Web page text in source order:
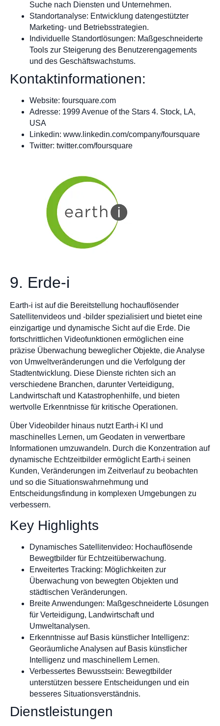
Suche nach Diensten und Unternehmen.
Standortanalyse: Entwicklung datengestützter
Marketing- und Betriebsstrategien.
Individuelle Standortlösungen: Maßgeschneiderte
Tools zur Steigerung des Benutzerengagements
und des Geschäftswachstums.
Kontaktinformationen:
Website: foursquare.com
Adresse: 1999 Avenue of the Stars 4. Stock, LA,
USA
Linkedin: www.linkedin.com/company/foursquare
Twitter: twitter.com/foursquare
9. Erde-i
Earth-i ist auf die Bereitstellung hochauflösender
Satellitenvideos und -bilder spezialisiert und bietet eine
einzigartige und dynamische Sicht auf die Erde. Die
fortschrittlichen Videofunktionen ermöglichen eine
präzise Überwachung beweglicher Objekte, die Analyse
von Umweltveränderungen und die Verfolgung der
Stadtentwicklung. Diese Dienste richten sich an
verschiedene Branchen, darunter Verteidigung,
Landwirtschaft und Katastrophenhilfe, und bieten
wertvolle Erkenntnisse für kritische Operationen.
Über Videobilder hinaus nutzt Earth-i KI und
maschinelles Lernen, um Geodaten in verwertbare
Informationen umzuwandeln. Durch die Konzentration auf
dynamische Echtzeitbilder ermöglicht Earth-i seinen
Kunden, Veränderungen im Zeitverlauf zu beobachten
und so die Situationswahrnehmung und
Entscheidungsfindung in komplexen Umgebungen zu
verbessern.
Key Highlights
Dynamisches Satellitenvideo: Hochauflösende
Bewegtbilder für Echtzeitüberwachung.
Erweitertes Tracking: Möglichkeiten zur
Überwachung von bewegten Objekten und
städtischen Veränderungen.
Breite Anwendungen: Maßgeschneiderte Lösungen
für Verteidigung, Landwirtschaft und
Umweltanalysen.
Erkenntnisse auf Basis künstlicher Intelligenz:
Georäumliche Analysen auf Basis künstlicher
Intelligenz und maschinellem Lernen.
Verbessertes Bewusstsein: Bewegtbilder
unterstützen bessere Entscheidungen und ein
besseres Situationsverständnis.
Dienstleistungen